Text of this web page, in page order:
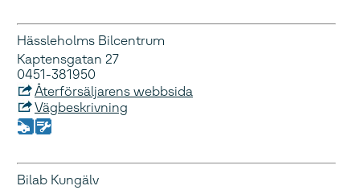
Hässleholms Bilcentrum
Kaptensgatan 27
0451-381950
Återförsäljarens webbsida
Vägbeskrivning
Bilab Kungälv